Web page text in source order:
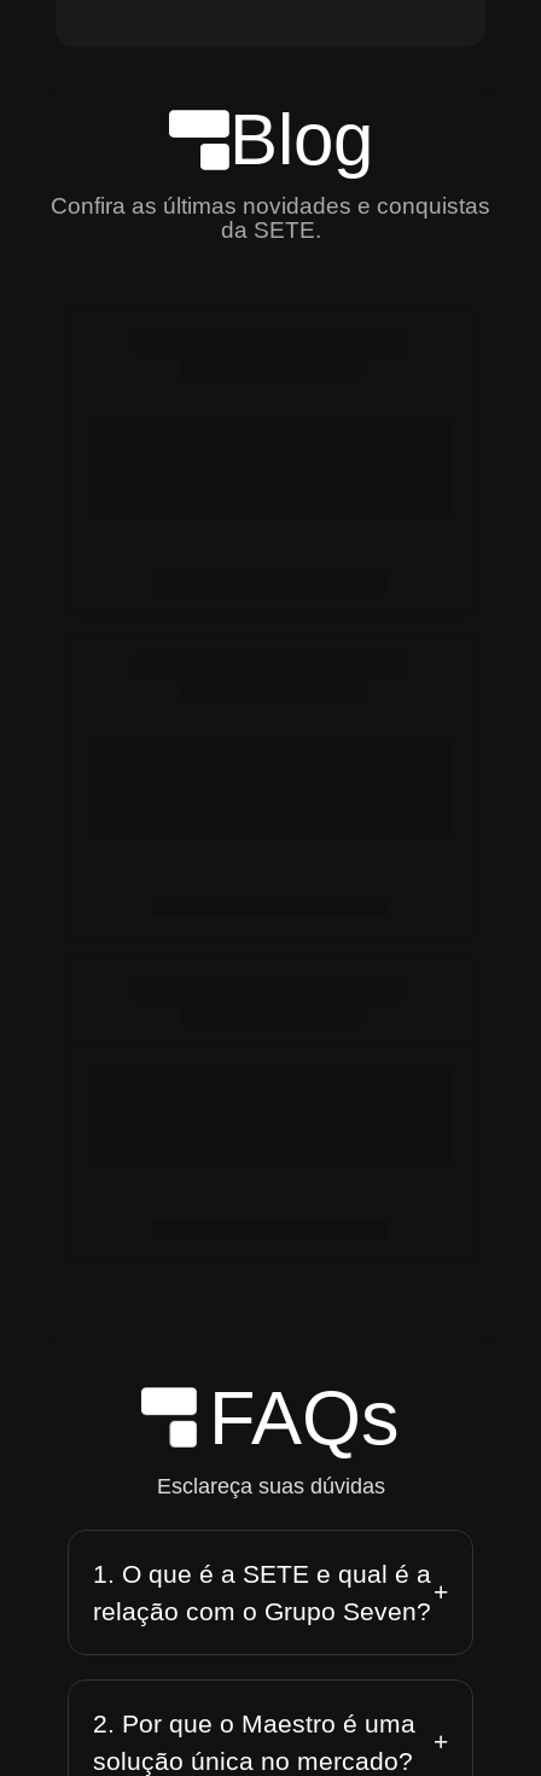
Blog
Confira as últimas novidades e conquistas
da SETE.
FAQs
Esclareça suas dúvidas
1. O que é a SETE e qual é a
relação com o Grupo Seven?
+
2. Por que o Maestro é uma
solução única no mercado?
+